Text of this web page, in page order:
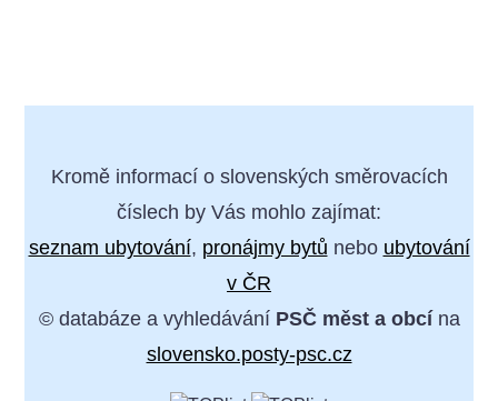
Kromě informací o slovenských směrovacích
číslech by Vás mohlo zajímat:
seznam ubytování, pronájmy bytů nebo ubytování
v ČR
© databáze a vyhledávání PSČ měst a obcína
slovensko.posty-psc.cz